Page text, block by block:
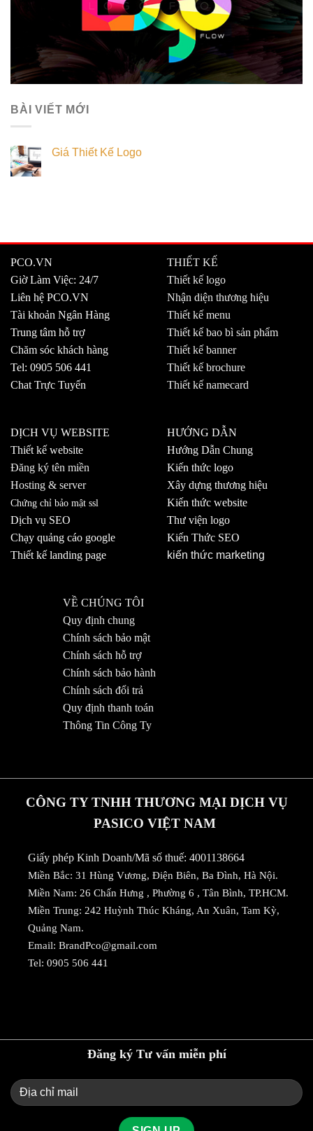
BÀI VIẾT MỚI
Giá Thiết Kế Logo
PCO.VN
Giờ Làm Việc: 24/7
Liên hệ PCO.VN
Tài khoản Ngân Hàng
Trung tâm hỗ trợ
Chăm sóc khách hàng
Tel: 0905 506 441
Chat Trực Tuyến
THIẾT KẾ
Thiết kế logo
Nhận diện thương hiệu
Thiết kế menu
Thiết kế bao bì sản phẩm
Thiết kế banner
Thiết kế brochure
Thiết kế namecard
DỊCH VỤ WEBSITE
Thiết kế website
Đăng ký tên miền
Hosting & server
Chứng chỉ bảo mật ssl
Dịch vụ SEO
Chạy quảng cáo google
Thiết kế landing page
HƯỚNG DẪN
Hướng Dẫn Chung
Kiến thức logo
Xây dựng thương hiệu
Kiến thức website
Thư viện logo
Kiến Thức SEO
kiến thức marketing
VỀ CHÚNG TÔI
Quy định chung
Chính sách bảo mật
Chính sách hỗ trợ
Chính sách bảo hành
Chính sách đổi trả
Quy định thanh toán
Thông Tin Công Ty
CÔNG TY TNHH THƯƠNG MẠI DỊCH VỤ
PASICO VIỆT NAM
Giấy phép Kinh Doanh/Mã số thuế: 4001138664
Miền Bắc: 31 Hùng Vương, Điện Biên, Ba Đình, Hà Nội.
Miền Nam: 26 Chấn Hưng , Phường 6 , Tân Bình, TP.HCM.
Miền Trung: 242 Huỳnh Thúc Kháng, An Xuân, Tam Kỳ,
Quảng Nam.
Email: BrandPco@gmail.com
Tel: 0905 506 441
Đăng ký Tư vấn miễn phí